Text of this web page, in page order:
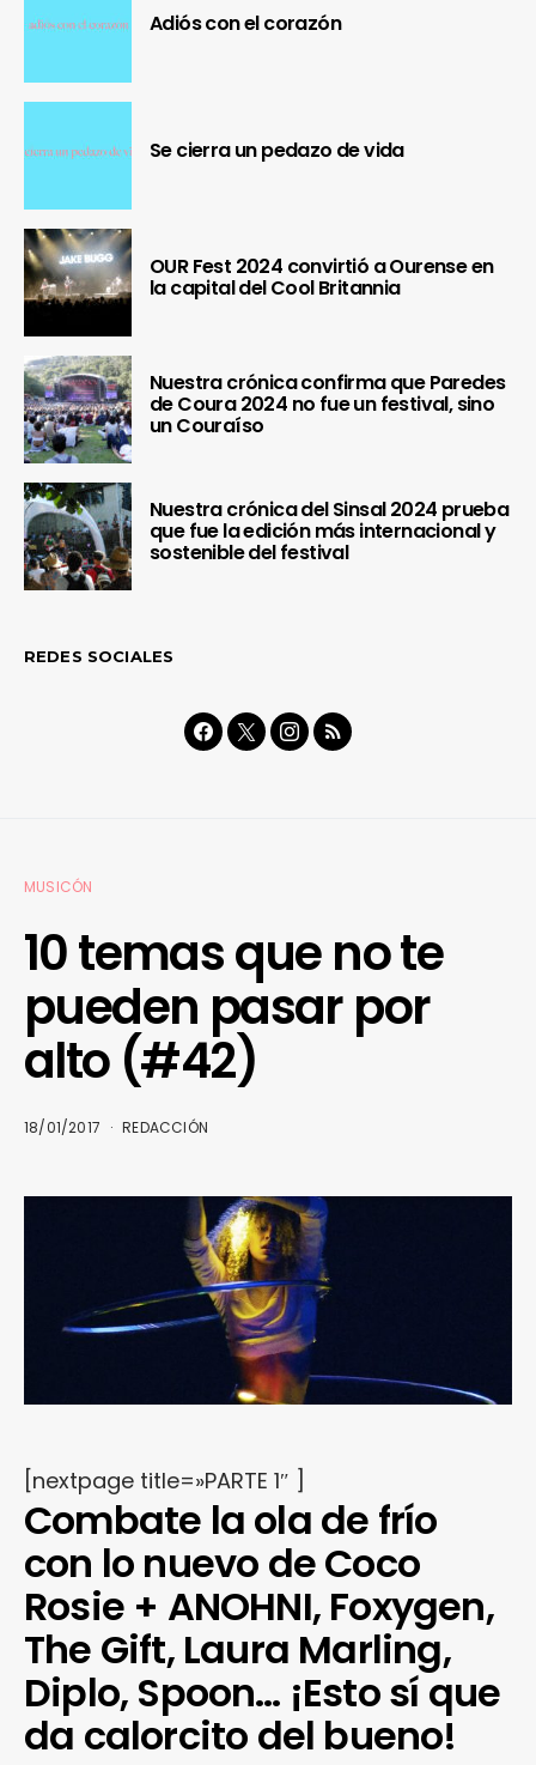
Adiós con el corazón
Se cierra un pedazo de vida
OUR Fest 2024 convirtió a Ourense en
la capital del Cool Britannia
Nuestra crónica confirma que Paredes
de Coura 2024 no fue un festival, sino
un Couraíso
Nuestra crónica del Sinsal 2024 prueba
que fue la edición más internacional y
sostenible del festival
REDES SOCIALES
MUSICÓN
10 temas que no te
pueden pasar por
alto (#42)
18/01/2017 REDACCIÓN
[nextpage title=»PARTE 1″ ]
Combate la ola de frío
con lo nuevo de Coco
Rosie + ANOHNI, Foxygen,
The Gift, Laura Marling,
Diplo, Spoon… ¡Esto sí que
da calorcito del bueno!